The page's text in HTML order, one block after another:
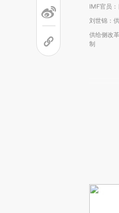
IMF官员
刘世锦：
供给侧改
制